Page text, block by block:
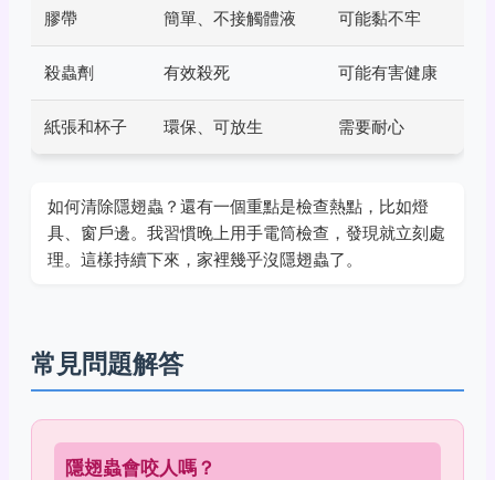
膠帶 簡單、不接觸體液 可能黏不牢
殺蟲劑 有效殺死 可能有害健康
紙張和杯子 環保、可放生 需要耐心
如何清除隱翅蟲？還有一個重點是檢查熱點，比如燈
具、窗戶邊。我習慣晚上用手電筒檢查，發現就立刻處
理。這樣持續下來，家裡幾乎沒隱翅蟲了。
常見問題解答
隱翅蟲會咬人嗎？